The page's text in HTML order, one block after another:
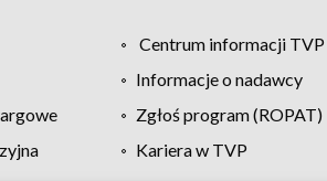
Centrum informacji TVP
Informacje o nadawcy
Zgłoś program (ROPAT)
Kariera w TVP